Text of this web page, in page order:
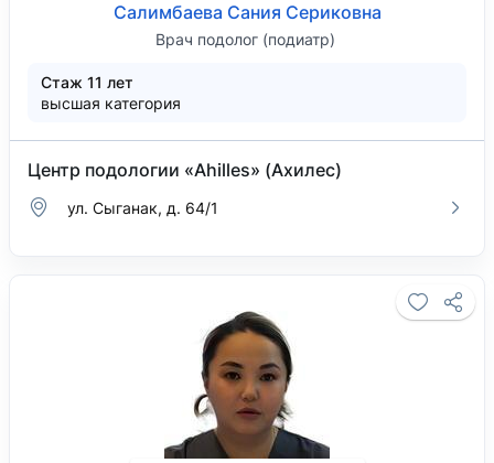
Салимбаева Сания Сериковна
Врач подолог (подиатр)
Стаж 11 лет
высшая категория
Центр подологии «Ahilles» (Ахилес)
ул. Сыганак, д. 64/1